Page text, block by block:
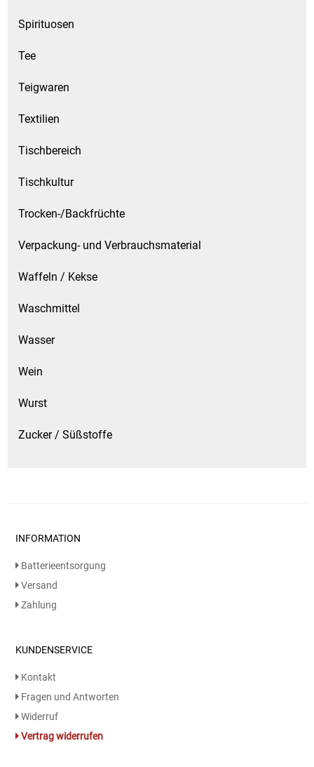
Spirituosen
Tee
Teigwaren
Textilien
Tischbereich
Tischkultur
Trocken-/Backfrüchte
Verpackung- und Verbrauchsmaterial
Waffeln / Kekse
Waschmittel
Wasser
Wein
Wurst
Zucker / Süßstoffe
INFORMATION
Batterieentsorgung
Versand
Zahlung
KUNDENSERVICE
Kontakt
Fragen und Antworten
Widerruf
Vertrag widerrufen